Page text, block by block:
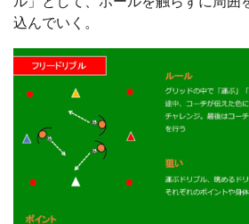
込んでいく。